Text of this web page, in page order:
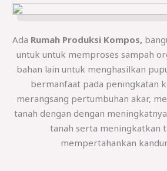
Ada Rumah Produksi Kompos,
untuk untuk memproses sampah
bahan lain untuk menghasilkan
bermanfaat pada peningkatan
merangsang pertumbuhan akar,
tanah dengan dengan
tanah serta meningkatkan
mempertahankan